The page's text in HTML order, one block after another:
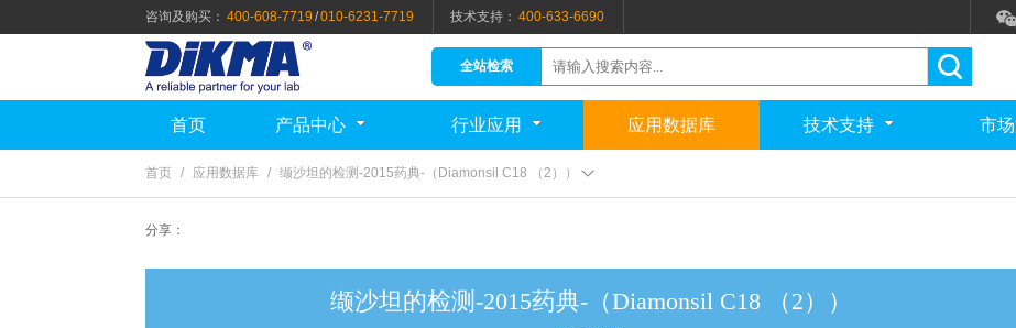
咨询及购买： 400-608-7719 /010-6231-7719 技术支持： 400-633-6690
全站检索
首页 产品中心 行业应用 应用数据库 技术支持 市
首页 / 应用数据库 / 缬沙坦的检测-2015药典-（Diamonsil C18 （2））
分享：
缬沙坦的检测-2015药典-（Diamonsil C18 （2））